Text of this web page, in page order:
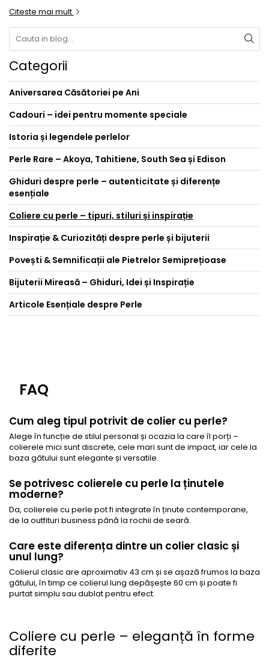
Citeste mai mult
Categorii
Aniversarea Căsătoriei pe Ani
Cadouri – idei pentru momente speciale
Istoria și legendele perlelor
Perle Rare – Akoya, Tahitiene, South Sea și Edison
Ghiduri despre perle – autenticitate și diferențe
esențiale
Coliere cu perle – tipuri, stiluri și inspirație
Inspirație & Curiozități despre perle și bijuterii
Povești & Semnificații ale Pietrelor Semiprețioase
Bijuterii Mireasă – Ghiduri, Idei și Inspirație
Articole Esențiale despre Perle
FAQ
Cum aleg tipul potrivit de colier cu perle?
Alege în funcție de stilul personal și ocazia la care îl porți –
colierele mici sunt discrete, cele mari sunt de impact, iar cele la
baza gâtului sunt elegante și versatile.
Se potrivesc colierele cu perle la ținutele
moderne?
Da, colierele cu perle pot fi integrate în ținute contemporane,
de la outfituri business până la rochii de seară.
Care este diferența dintre un colier clasic și
unul lung?
Colierul clasic are aproximativ 43 cm și se așază frumos la baza
gâtului, în timp ce colierul lung depășește 60 cm și poate fi
purtat simplu sau dublat pentru efect.
Coliere cu perle – eleganță în forme
diferite